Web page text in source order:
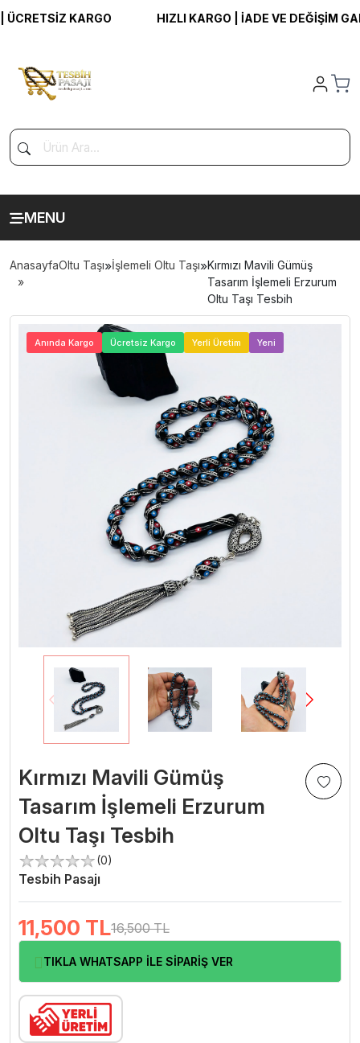
KARGO HIZLI KARGO | İADE VE DEĞİŞİM
MENU
AnasayfaOltu Taşı»İşlemeli Oltu Taşı»Kırmızı Mavili Gümüş
Tasarım İşlemeli Erzurum
Oltu Taşı Tesbih
Anında Kargo Ücretsiz Kargo Yerli Üretim Yeni
Kırmızı Mavili Gümüş
Tasarım İşlemeli Erzurum
Oltu Taşı Tesbih
(0)
Tesbih Pasajı
11,500 TL16,500 TL
TIKLA WHATSAPP İLE SİPARİŞ VER